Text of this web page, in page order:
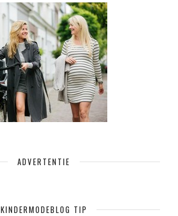
ADVERTENTIE
KINDERMODEBLOG TIP